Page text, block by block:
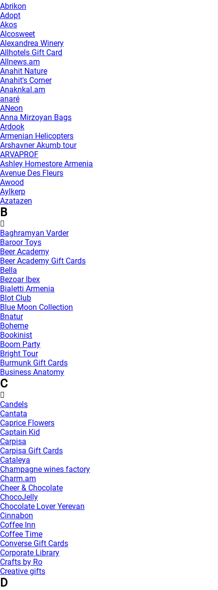
Abrikon
Adopt
Akos
Alcosweet
Alexandrea Winery
Allhotels Gift Card
Allnews.am
Anahit Nature
Anahit's Corner
Anaknkal.am
anaré
ANeon
Anna Mirzoyan Bags
Ardook
Armenian Helicopters
Arshavner Akumb tour
ARVAPROF
Ashley Homestore Armenia
Avenue Des Fleurs
Awood
Aylkerp
Azatazen
B
Baghramyan Varder
Baroor Toys
Beer Academy
Beer Academy Gift Cards
Bella
Bezoar Ibex
Bialetti Armenia
Blot Club
Blue Moon Collection
Bnatur
Boheme
Bookinist
Boom Party
Bright Tour
Burmunk Gift Cards
Business Anatomy
C
Candels
Cantata
Caprice Flowers
Captain Kid
Carpisa
Carpisa Gift Cards
Cataleya
Champagne wines factory
Charm.am
Cheer & Chocolate
ChocoJelly
Chocolate Lover Yerevan
Cinnabon
Coffee Inn
Coffee Time
Converse Gift Cards
Corporate Library
Crafts by Ro
Creative gifts
D